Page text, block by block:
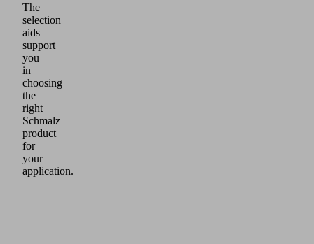
The
selection
aids
support
you
in
choosing
the
right
Schmalz
product
for
your
application.